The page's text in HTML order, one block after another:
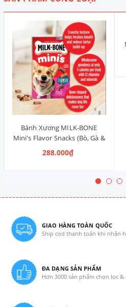
Bánh Xương MILK-BONE
Mini's Flavor Snacks (Bò, Gà &
Heo Xông Khói) 425g
288.000₫
GIAO HÀNG TOÀN QUỐC
Ship cod thanh toán khi nhận
ĐA DẠNG SẢN PHẨM
Hơn 3000 sản phẩm chọn lọc